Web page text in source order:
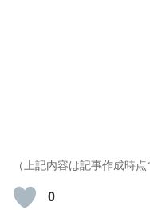
（上記内容は記事作成時点
0